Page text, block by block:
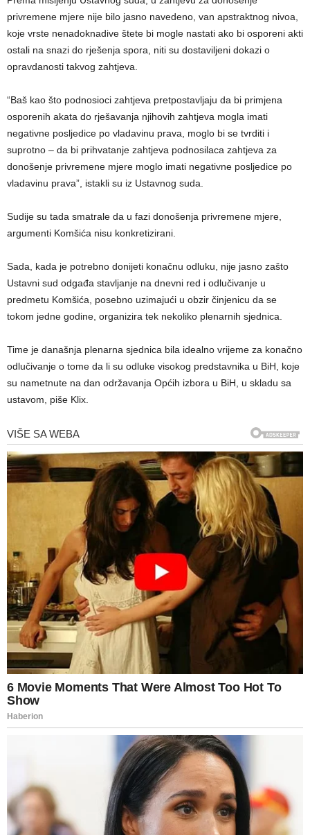
privremene mjere nije bilo jasno navedeno, van apstraktnog nivoa,
koje vrste nenadoknadive štete bi mogle nastati ako bi osporeni akti
ostali na snazi do rješenja spora, niti su dostaviljeni dokazi o
opravdanosti takvog zahtjeva.
“Baš kao što podnosioci zahtjeva pretpostavljaju da bi primjena
osporenih akata do rješavanja njihovih zahtjeva mogla imati
negativne posljedice po vladavinu prava, moglo bi se tvrditi i
suprotno – da bi prihvatanje zahtjeva podnosilaca zahtjeva za
donošenje privremene mjere moglo imati negativne posljedice po
vladavinu prava”, istakli su iz Ustavnog suda.
Sudije su tada smatrale da u fazi donošenja privremene mjere,
argumenti Komšića nisu konkretizirani.
Sada, kada je potrebno donijeti konačnu odluku, nije jasno zašto
Ustavni sud odgađa stavljanje na dnevni red i odlučivanje u
predmetu Komšića, posebno uzimajući u obzir činjenicu da se
tokom jedne godine, organizira tek nekoliko plenarnih sjednica.
Time je današnja plenarna sjednica bila idealno vrijeme za konačno
odlučivanje o tome da li su odluke visokog predstavnika u BiH, koje
su nametnute na dan održavanja Općih izbora u BiH, u skladu sa
ustavom, piše Klix.